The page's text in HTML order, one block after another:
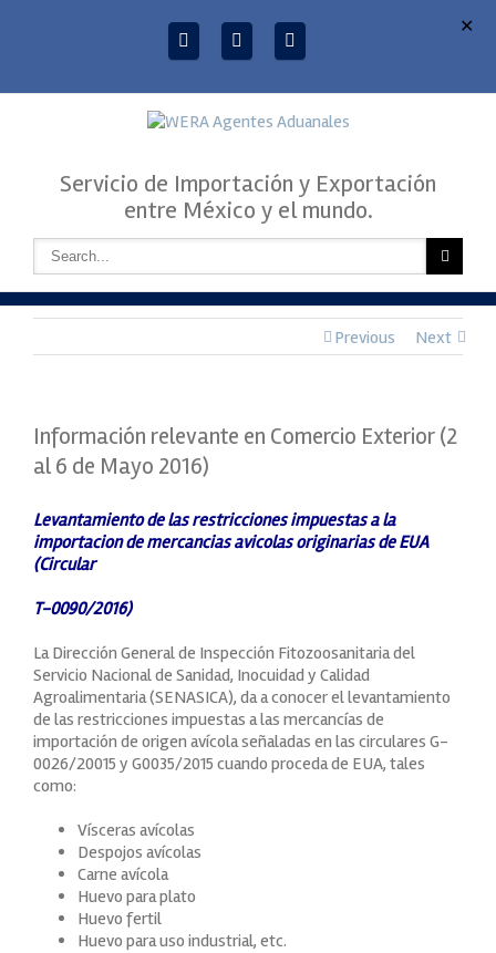
Servicio de Importación y Exportación
entre México y el mundo.
Previous Next
Información relevante en Comercio Exterior (2
al 6 de Mayo 2016)
Levantamiento de las restricciones impuestas a la
importacion de mercancias avicolas originarias de EUA
(Circular
T-0090/2016)
La Dirección General de Inspección Fitozoosanitaria del
Servicio Nacional de Sanidad, Inocuidad y Calidad
Agroalimentaria (SENASICA), da a conocer el levantamiento
de las restricciones impuestas a las mercancías de
importación de origen avícola señaladas en las circulares G-
0026/20015 y G0035/2015 cuando proceda de EUA, tales
como:
Vísceras avícolas
Despojos avícolas
Carne avícola
Huevo para plato
Huevo fertil
Huevo para uso industrial, etc.
✕